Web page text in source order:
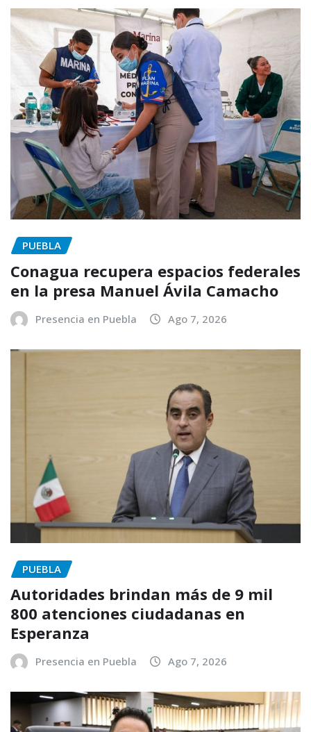
PUEBLA
Conagua recupera espacios federales
en la presa Manuel Ávila Camacho
Presencia en Puebla Ago 7, 2026
PUEBLA
Autoridades brindan más de 9 mil
800 atenciones ciudadanas en
Esperanza
Presencia en Puebla Ago 7, 2026